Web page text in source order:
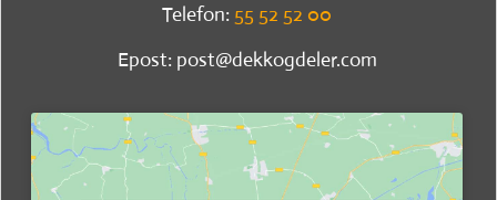
Telefon: 55 52 52 00
Epost: post@dekkogdeler.com